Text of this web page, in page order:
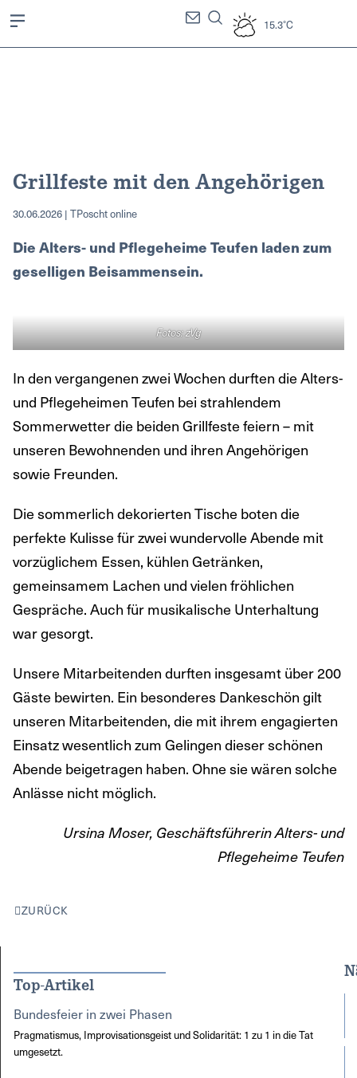
15.3°C
Grillfeste mit den Angehörigen
30.06.2026 | TPoscht online
Die Alters- und Pflegeheime Teufen laden zum
geselligen Beisammensein.
Fotos: zVg
In den vergangenen zwei Wochen durften die Alters-
und Pflegeheimen Teufen bei strahlendem
Sommerwetter die beiden Grillfeste feiern – mit
unseren Bewohnenden und ihren Angehörigen
sowie Freunden.
Die sommerlich dekorierten Tische boten die
perfekte Kulisse für zwei wundervolle Abende mit
vorzüglichem Essen, kühlen Getränken,
gemeinsamem Lachen und vielen fröhlichen
Gespräche. Auch für musikalische Unterhaltung
war gesorgt.
Unsere Mitarbeitenden durften insgesamt über 200
Gäste bewirten. Ein besonderes Dankeschön gilt
unseren Mitarbeitenden, die mit ihrem engagierten
Einsatz wesentlich zum Gelingen dieser schönen
Abende beigetragen haben. Ohne sie wären solche
Anlässe nicht möglich.
Ursina Moser, Geschäftsführerin Alters- und
Pflegeheime Teufen
ZURÜCK
Top-Artikel
Bundesfeier in zwei Phasen
Pragmatismus, Improvisationsgeist und Solidarität: 1 zu 1 in die Tat
umgesetzt.